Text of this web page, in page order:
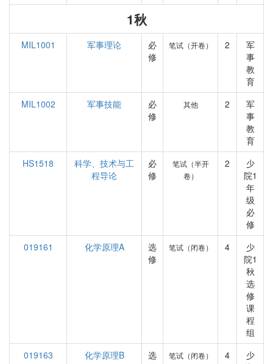
1秋
MIL1001 军事理论
必
修
笔试（开卷） 2
军
事
教
育
MIL1002
军事技能
必
修
其他 2
军
事
教
育
HS1518
科学、技术与工
程导论
必
修
笔试（半开
卷）
2
少
院1
年
级
必
修
019161
化学原理A
选
修
笔试（闭卷） 4
少
院1
秋
选
修
课
程
组
019163
化学原理B
选
笔试（闭卷） 4
少